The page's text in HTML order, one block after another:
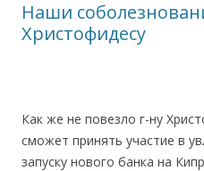
Наши
Христофидесу
Как же не повезло г-ну
сможет принять участие в
запуску нового банка на